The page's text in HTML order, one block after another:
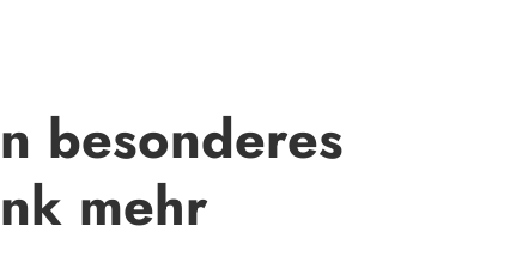
besonderes
mehr